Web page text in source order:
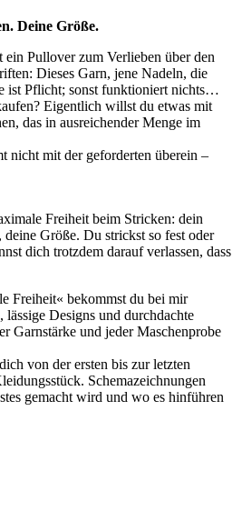
Deine Größe.
Pullover zum Verlieben über den
Dieses Garn, jene Nadeln, die
ist Pflicht; sonst funktioniert nichts…
Eigentlich willst du etwas mit
das in ausreichender Menge im
nicht mit der geforderten überein –
Freiheit beim Stricken: dein
Größe. Du strickst so fest oder
dich trotzdem darauf verlassen, dass
Freiheit« bekommst du bei mir
Designs und durchdachte
Garnstärke und jeder Maschenprobe
von der ersten bis zur letzten
Schemazeichnungen
gemacht wird und wo es hinführen